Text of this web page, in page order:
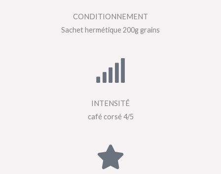
CONDITIONNEMENT
Sachet hermétique 200g grains
INTENSITÉ
café corsé 4/5